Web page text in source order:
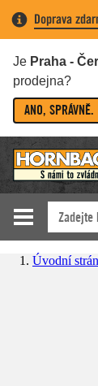
Doprava
Je Praha -
prodejna?
ANO, SPRÁVNĚ.
Úvodní